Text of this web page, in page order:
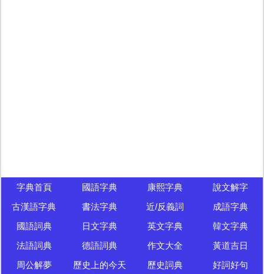
字典首頁 國語字典 康熙字典
說文解字
古漢語字典
書法字典 近/反義詞
成語字典
國語詞典
日文字典 英文字典
韓文字典
法語詞典
德語詞典 作文大全
黃道吉日
周公解夢
歷史上的今天 歷史詞典 好詞好句